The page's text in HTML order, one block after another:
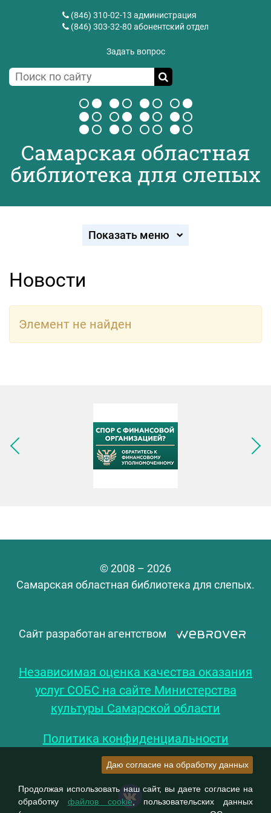
(846) 310-02-13 администрация
(846) 303-32-80 абонентский отдел
Задать вопрос
Самарская областная
библиотека для слепых
Показать меню
Новости
Элемент не найден
Следующее изображение
© 2008 – 2026
Самарская областная библиотека для слепых.
Сайт разработан агентством
Независимая оценка качества оказания
услуг СОБС на сайте Министерства
культуры Самарской области
Политика конфиденциальности
Даю согласие на обработку данных
Продолжая использовать наш сайт, вы даете согласие на
обработку файлов cookie, пользовательских данных